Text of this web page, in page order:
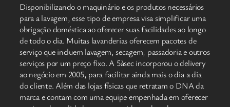
Disponibilizando o maquinário e os produtos necessários
para a lavagem, esse tipo de empresa visa simplificar uma
obrigação doméstica ao oferecer suas facilidades ao longo
de todo o dia. Muitas lavanderias oferecem pacotes de
serviço que incluem lavagem, secagem, passadoria e outros
serviços por um preço fixo. A 5àsec incorporou o delivery
ao negócio em 2005, para facilitar ainda mais o dia a dia
do cliente. Além das lojas físicas que retratam o DNA da
marca e contam com uma equipe empenhada em oferecer